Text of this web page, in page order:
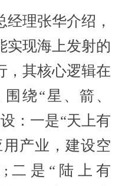
理张华介绍，
实现海上发射的
，其核心逻辑在
绕“星、箭、
：一是“天上有
产业，建设空
二是“陆上有